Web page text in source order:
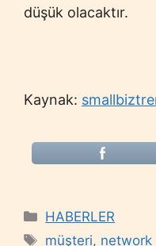
düşük olacaktır.
Kaynak:
Categories
HABERLER
Tags
müşteri, network